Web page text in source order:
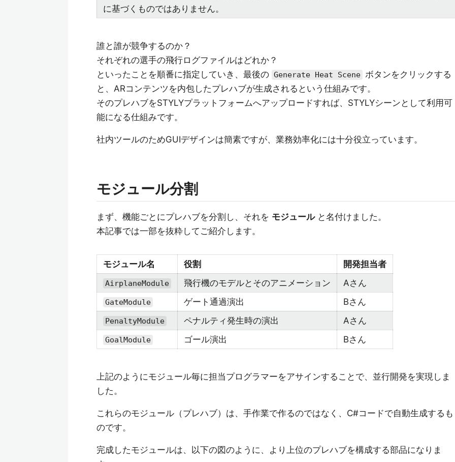
に基づくものではありません。
誰と誰が競争するのか？
それぞれの選手の飛行ログファイルはどれか？
といったことを順番に指定していき、最後の Generate Heat Scene ボタンをクリックする
と、ARコンテンツを内包したプレハブが生成されるという仕組みです。
そのプレハブをSTYLYプラットフォームへアップロードすれば、STYLYシーンとして利用可
能になる仕組みです。
社内ツールのためGUIデザインは簡素ですが、業務効率化には十分役立っています。
モジュール分割
まず、機能ごとにプレハブを分割し、それを モジュールと名付けました。
本記事では一部を抜粋してご紹介します。
モジュール名 役割 開発担当者
AirplaneModule 飛行機のモデルとそのアニメーション Aさん
GateModule ゲート通過演出 Bさん
PenaltyModule ペナルティ発生時の演出 Aさん
GoalModule ゴール演出 Bさん
上記のようにモジュール毎に担当プログラマーをアサインすることで、並行開発を実現しま
した。
これらのモジュール（プレハブ）は、手作業で作るのではなく、C#コードで自動生成するも
のです。
完成したモジュールは、以下の図のように、より上位のプレハブを構成する部品になりま